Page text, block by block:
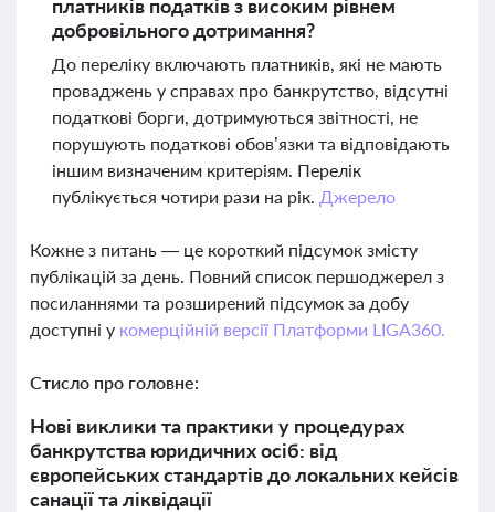
платників податків з високим рівнем
добровільного дотримання?
До переліку включають платників, які не мають
проваджень у справах про банкрутство, відсутні
податкові борги, дотримуються звітності, не
порушують податкові обов’язки та відповідають
іншим визначеним критеріям. Перелік
публікується чотири рази на рік. Джерело
Кожне з питань — це короткий підсумок змісту
публікацій за день. Повний список першоджерел з
посиланнями та розширений підсумок за добу
доступні у комерційній версії Платформи LIGA360.
Стисло про головне:
Нові виклики та практики у процедурах
банкрутства юридичних осіб: від
європейських стандартів до локальних кейсів
санації та ліквідації